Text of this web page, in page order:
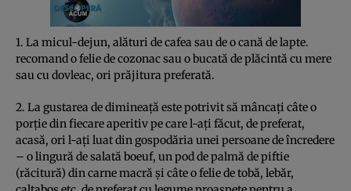
1. La micul-dejun, alături de cafea sau de o cană de lapte.
recomand o felie de cozonac sau o bucată de plăcintă cu mere
sau cu dovleac, ori prăjitura preferată.
2. La gustarea de dimineaţă este potrivit să mâncaţi câte o
porţie din fiecare aperitiv pe care l-aţi făcut, de preferat,
acasă, ori l-aţi luat din gospodăria unei persoane de încredere
– o lingură de salată boeuf, un pod de palmă de piftie
(răcitură) din carne macră şi câte o felie de tobă, lebăr,